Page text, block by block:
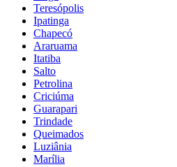
Teresópolis
Ipatinga
Chapecó
Araruama
Itatiba
Salto
Petrolina
Criciúma
Guarapari
Trindade
Queimados
Luziânia
Marília